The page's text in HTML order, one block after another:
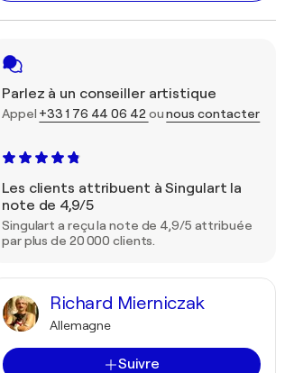
Parlez à un conseiller artistique
Appel +33 1 76 44 06 42 ounous contacter
Les clients attribuent à Singulart la
note de 4,9/5
Singulart a reçu la note de 4,9/5 attribuée
par plus de 20 000 clients.
Richard Mierniczak
Allemagne
Suivre